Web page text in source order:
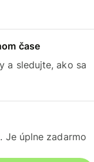
čase
a sledujte, ako sa
Je úplne zadarmo